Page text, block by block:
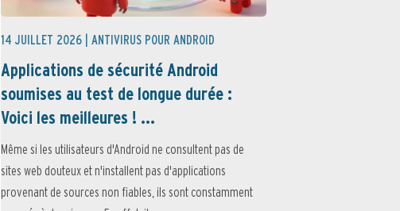
14 JUILLET 2026 | ANTIVIRUS POUR ANDROID
Applications de sécurité Android
soumises au test de longue durée :
Voici les meilleures ! ...
Même si les utilisateurs d'Android ne consultent pas de
sites web douteux et n'installent pas d'applications
provenant de sources non fiables, ils sont constamment